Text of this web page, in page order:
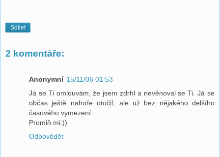
Sdílet
2 komentáře:
Anonymní 15/11/06 01:53
Já se Ti omlouvám, že jsem zdrhl a nevěnoval se Ti. Já se
občas ještě nahoře otočil, ale už bez nějakého delšího
časového vymezení.
Promiň mi:))
Odpovědět